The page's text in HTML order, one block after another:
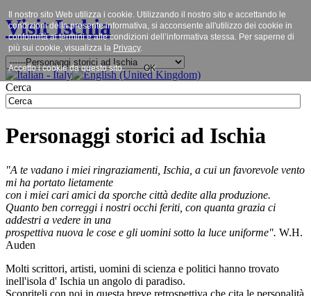
Visit Ischia
Cerca
Personaggi storici ad Ischia
"A te vadano i miei ringraziamenti, Ischia, a cui un favorevole vento
mi ha portato lietamente
con i miei cari amici da sporche città dedite alla produzione.
Quanto ben correggi i nostri occhi feriti, con quanta grazia ci
addestri a vedere in una
prospettiva nuova le cose e gli uomini sotto la luce uniforme". W.H.
Auden
Molti scrittori, artisti, uomini di scienza e politici hanno trovato
inell'isola d' Ischia un angolo di paradiso.
Scopriteli con noi in questa breve retrospettiva che cita le personalità
Il nostro sito Web utilizza i cookie. Utilizzando il nostro sito e accettando le
condizioni della presente informativa, si acconsente all'utilizzo dei cookie in
conformità ai termini e alle condizioni dell’informativa stessa. Per saperne di
più sui cookie, visualizza la Privacy.
Accetto i cookie da questo sito. OK